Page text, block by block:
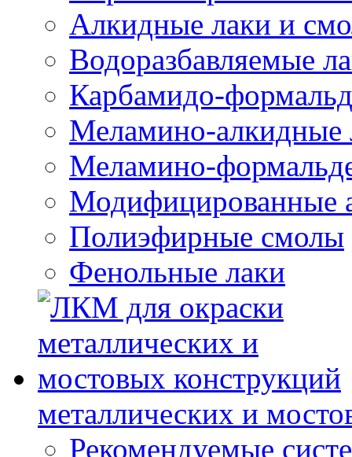
Алкидные лаки и
Водоразбавляемые
Карбамидо-
Меламино-алкидные
Меламино-
Модифицированные
Полиэфирные смолы
Фенольные лаки
металлических и
Рекомендуемые